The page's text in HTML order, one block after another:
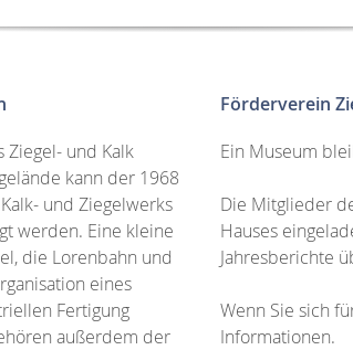
und Kalk
kann der 1968
und Ziegelwerks
werden. Eine kleine
die Lorenbahn und
eines
Fertigung
außerdem der
Förderverein
Ein Museum
Die Mitglieder
Hauses
Jahresberichte
Wenn Sie sich
Informationen.